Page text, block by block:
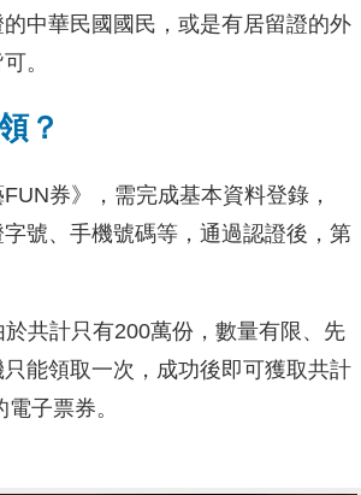
中華民國國民，或是有居留證的外
。
？
券》，需完成基本資料登錄，
號、手機號碼等，通過認證後，第
共計只有200萬份，數量有限、先
能領取一次，成功後即可獲取共計
子票券。